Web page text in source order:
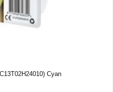
Cyan